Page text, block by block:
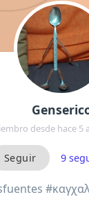
desde hace 5
9